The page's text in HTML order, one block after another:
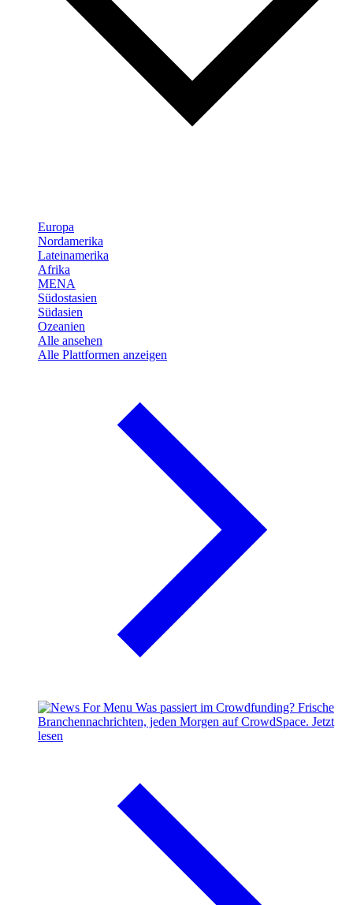
Europa
Nordamerika
Lateinamerika
Afrika
MENA
Südostasien
Südasien
Ozeanien
Alle ansehen
Alle Plattformen anzeigen
Was passiert im Crowdfunding? Frische
Branchennachrichten, jeden Morgen auf CrowdSpace. Jetzt
lesen